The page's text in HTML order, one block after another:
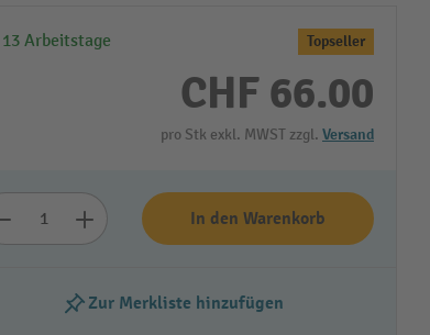
13 Arbeitstage Topseller
CHF 66.00
pro Stk exkl. MWST zzgl. Versand
In den Warenkorb
Zur Merkliste hinzufügen